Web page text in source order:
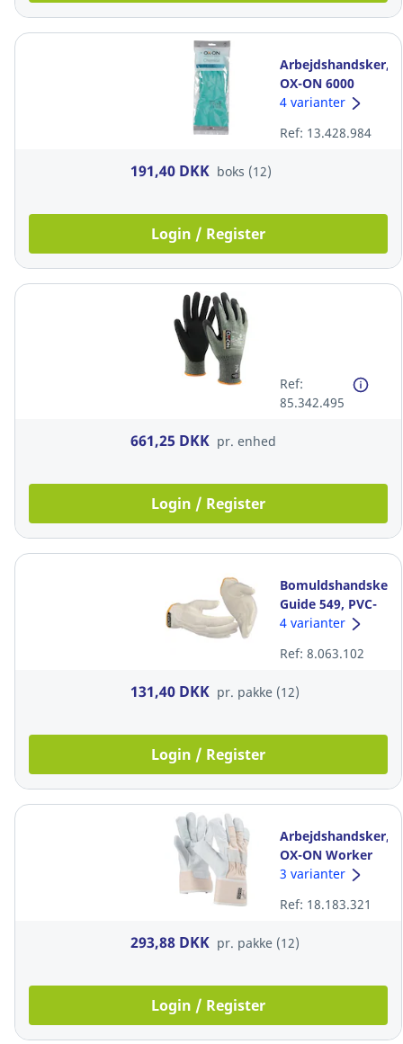
Arbejdshandsker,
OX-ON 6000
Chemical Basic,
4 varianter
Ref: 13.428.984
191,40 DKK boks (12)
Login / Register
Ref:
85.342.495
661,25 DKK pr. enhed
Login / Register
Bomuldshandsker,
Guide 549, PVC-
dupper, str. 7,
4 varianter
Ref: 8.063.102
131,40 DKK pr. pakke (12)
Login / Register
Arbejdshandsker,
OX-ON Worker
Basic 2000,
3 varianter
Ref: 18.183.321
293,88 DKK pr. pakke (12)
Login / Register